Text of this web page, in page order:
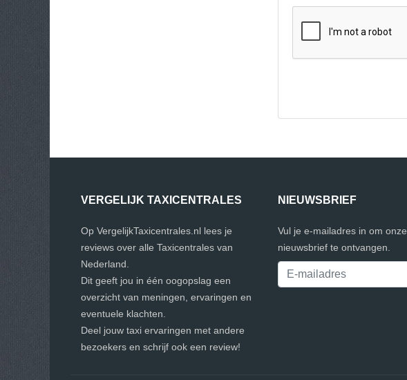
VERGELIJK TAXICENTRALES
Op VergelijkTaxicentrales.nl lees je
reviews over alle Taxicentrales van
Nederland.
Dit geeft jou in één oogopslag een
overzicht van meningen, ervaringen en
eventuele klachten.
Deel jouw taxi ervaringen met andere
bezoekers en schrijf ook een review!
NIEUWSBRIEF
Vul je e-mailadres in om onze
nieuwsbrief te ontvangen.